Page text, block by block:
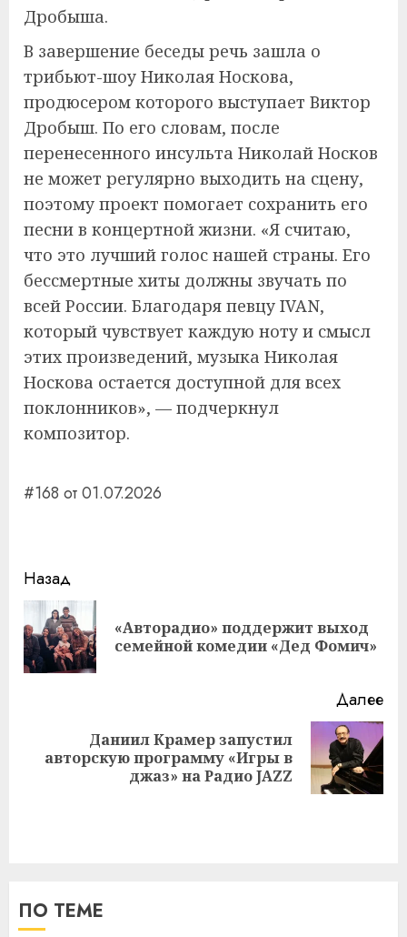
Дробыша.
В завершение беседы речь зашла о
трибьют-шоу Николая Носкова,
продюсером которого выступает Виктор
Дробыш. По его словам, после
перенесенного инсульта Николай Носков
не может регулярно выходить на сцену,
поэтому проект помогает сохранить его
песни в концертной жизни. «Я считаю,
что это лучший голос нашей страны. Его
бессмертные хиты должны звучать по
всей России. Благодаря певцу IVAN,
который чувствует каждую ноту и смысл
этих произведений, музыка Николая
Носкова остается доступной для всех
поклонников», — подчеркнул
композитор.
#168 от 01.07.2026
Навигация
записи
Назад
«Авторадио» поддержит выход
семейной комедии «Дед Фомич»
Далее
Следующая
Даниил Крамер запустил
авторскую программу «Игры в
джаз» на Радио JAZZ
ПО ТЕМЕ